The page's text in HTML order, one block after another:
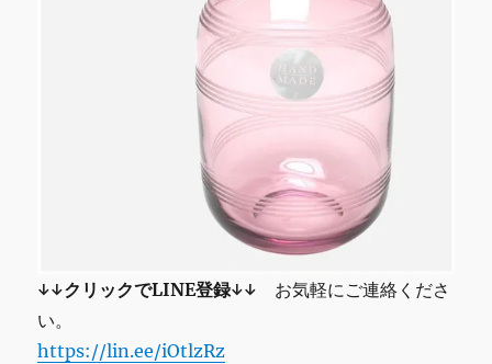
↓↓クリックでLINE登録↓↓ お気軽にご連絡くださ
い。
https://lin.ee/iOtlzRz